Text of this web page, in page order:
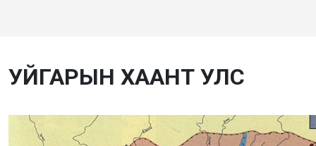
УЙГАРЫН ХААНТ УЛС